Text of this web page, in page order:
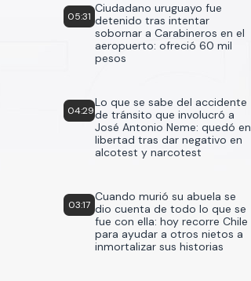
05:31
Ciudadano uruguayo fue
detenido tras intentar
sobornar a Carabineros en el
aeropuerto: ofreció 60 mil
pesos
04:29
Lo que se sabe del accidente
de tránsito que involucró a
José Antonio Neme: quedó en
libertad tras dar negativo en
alcotest y narcotest
03:17
Cuando murió su abuela se
dio cuenta de todo lo que se
fue con ella: hoy recorre Chile
para ayudar a otros nietos a
inmortalizar sus historias